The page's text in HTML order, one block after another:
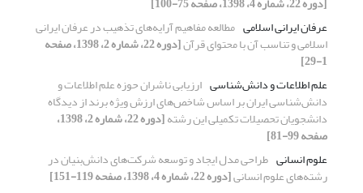
عرفان ایرانی اسلامی مطالعه مفاهیم آرایه‌های تذهیب در عرفان ایرانی
اسلامی و تناسب آن با محتوای قرآن [دوره 22، شماره 2، 1398، صفحه
1-29]
علم اطلاعات و دانش‌شناسی ارزیابی ناشران حوزه‌ علم اطلاعات و
دانش‌شناسی ایران بر اساس شاخص‌های ارزش ویژه‌ برند از دیدگاه
دانشجویان تحصیلات تکمیلی این رشته [دوره 22، شماره 2، 1398،
صفحه 99-81]
علوم انسانی طراحی مدل ایجاد و توسعه شرکت‌های دانش‌بنیان در
رشته‌های علوم انسانی[دوره 22، شماره 4، 1398، صفحه 119-151]